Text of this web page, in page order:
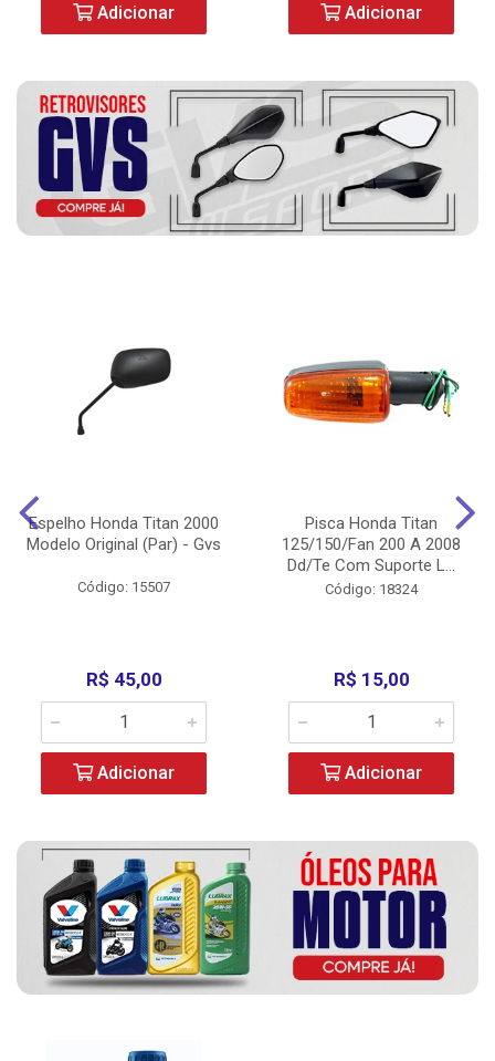
Adicionar Adicionar
Espelho Honda Titan 2000
Modelo Original (Par) - Gvs
Código: 15507
R$ 45,00
Adicionar
Pisca Honda Titan
125/150/Fan 200 A 2008
Dd/Te Com Suporte L...
Código: 18324
R$ 15,00
Adicionar